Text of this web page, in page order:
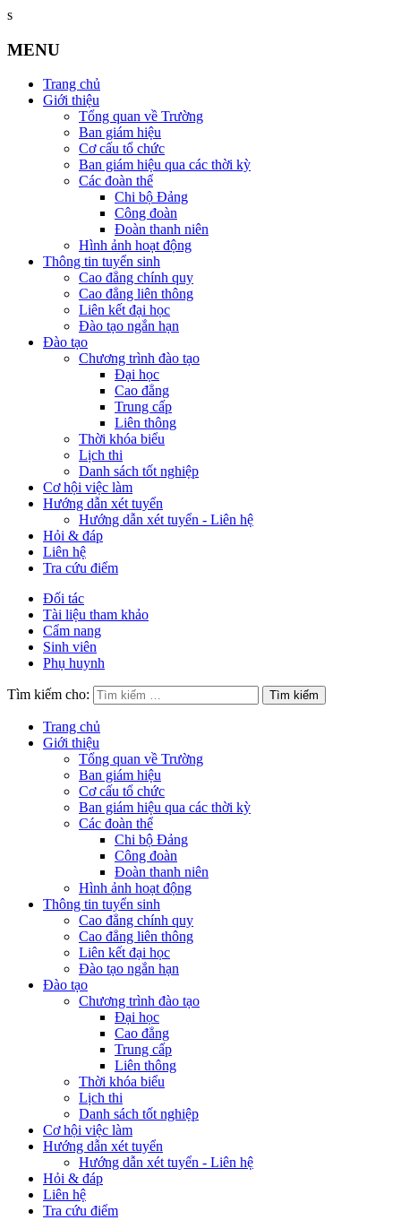
s
MENU
Trang chủ
Giới thiệu
Tổng quan về Trường
Ban giám hiệu
Cơ cấu tổ chức
Ban giám hiệu qua các thời kỳ
Các đoàn thể
Chi bộ Đảng
Công đoàn
Đoàn thanh niên
Hình ảnh hoạt động
Thông tin tuyển sinh
Cao đẳng chính quy
Cao đẳng liên thông
Liên kết đại học
Đào tạo ngắn hạn
Đào tạo
Chương trình đào tạo
Đại học
Cao đẳng
Trung cấp
Liên thông
Thời khóa biểu
Lịch thi
Danh sách tốt nghiệp
Cơ hội việc làm
Hướng dẫn xét tuyển
Hướng dẫn xét tuyển - Liên hệ
Hỏi & đáp
Liên hệ
Tra cứu điểm
Đối tác
Tài liệu tham khảo
Cẩm nang
Sinh viên
Phụ huynh
Tìm kiếm cho:
Trang chủ
Giới thiệu
Tổng quan về Trường
Ban giám hiệu
Cơ cấu tổ chức
Ban giám hiệu qua các thời kỳ
Các đoàn thể
Chi bộ Đảng
Công đoàn
Đoàn thanh niên
Hình ảnh hoạt động
Thông tin tuyển sinh
Cao đẳng chính quy
Cao đẳng liên thông
Liên kết đại học
Đào tạo ngắn hạn
Đào tạo
Chương trình đào tạo
Đại học
Cao đẳng
Trung cấp
Liên thông
Thời khóa biểu
Lịch thi
Danh sách tốt nghiệp
Cơ hội việc làm
Hướng dẫn xét tuyển
Hướng dẫn xét tuyển - Liên hệ
Hỏi & đáp
Liên hệ
Tra cứu điểm